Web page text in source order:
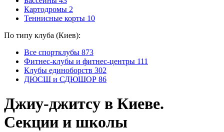
Картодромы 2
Теннисные корты 10
По типу клуба (Киев):
Все спортклубы 873
Фитнес-клубы и фитнес-центры 111
Клубы единоборств 302
ДЮСШ и СДЮШОР 86
Джиу-джитсу в Киеве.
Секции и школы